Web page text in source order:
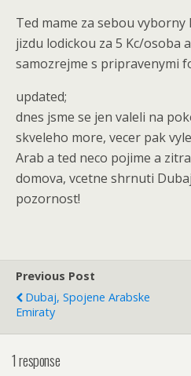
Ted mame za sebou
jizdu lodickou za 5 Kc/osoba
samozrejme s pripravenymi
updated;
dnes jsme se jen valeli na
skveleho more, vecer pak
Arab a ted neco pojime a
domova, vcetne shrnuti
pozornost!
Previous Post
Dubaj, Spojene Arabske
Emiraty
1 response